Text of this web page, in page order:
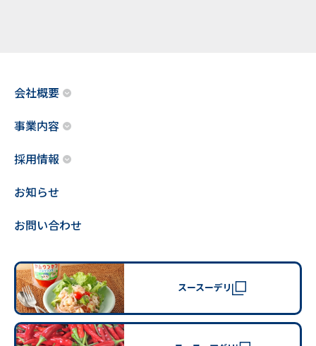
会社概要
事業内容
採用情報
お知らせ
お問い合わせ
スースーデリ